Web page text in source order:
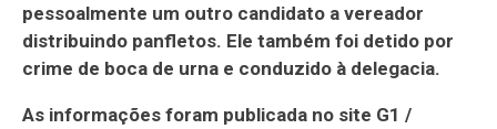
pessoalmente um outro candidato a vereador
distribuindo panfletos. Ele também foi detido por
crime de boca de urna e conduzido à delegacia.
As informações foram publicada no site G1 /